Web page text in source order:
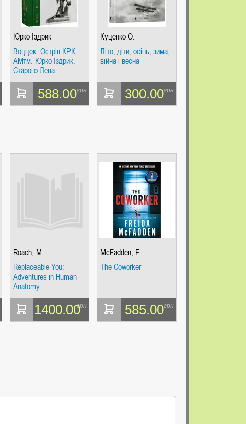
Юрко Іздрик
Воццек. Острів КРК.
АМтм. Юрко Іздрик.
Старого Лева
588.00грн
Куценко О.
Літо, діти, осінь, зима,
війна і весна
300.00грн
Roach, M.
Replaceable You:
Adventures in Human
Anatomy
1400.00грн
McFadden, F.
The Coworker
585.00грн